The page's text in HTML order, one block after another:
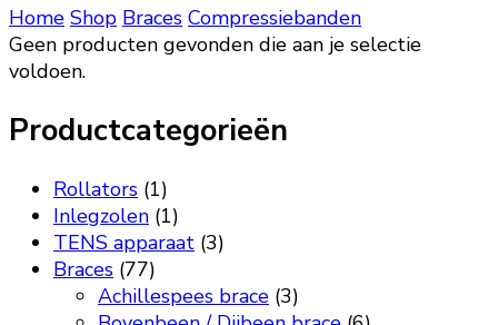
Home Shop Braces Compressiebanden
Geen producten gevonden die aan je selectie
voldoen.
Productcategorieën
Rollators (1)
Inlegzolen (1)
TENS apparaat (3)
Braces (77)
Achillespees brace (3)